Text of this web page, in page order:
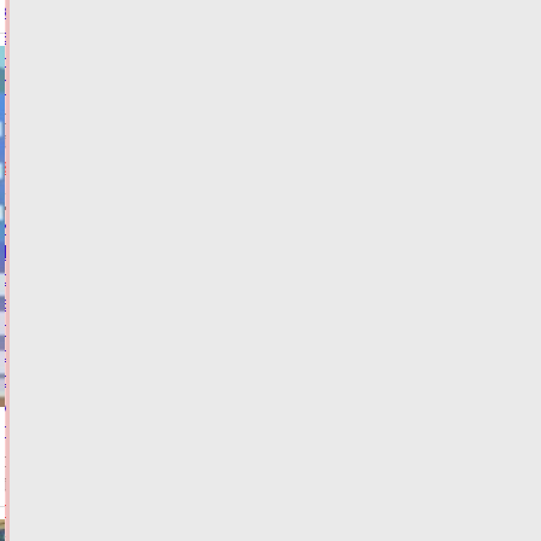
кандидата
в
депутаты
Госдумы
Сегодня:
ФОТО
ВЫБОРЫ
Жителей
Тверской
области
экстренно
предупредили
о
резком
ухудшении
погоды
Сегодня:
15:20
ФОТО
ПОГОДА